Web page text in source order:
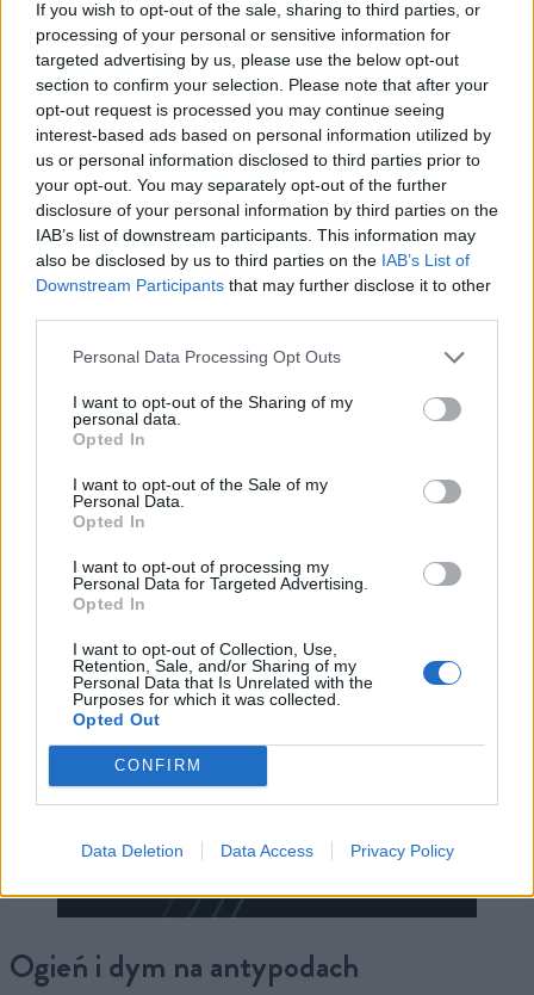
If you wish to opt-out of the sale, sharing to third parties, or
processing of your personal or sensitive information for
targeted advertising by us, please use the below opt-out
section to confirm your selection. Please note that after your
opt-out request is processed you may continue seeing
interest-based ads based on personal information utilized by
us or personal information disclosed to third parties prior to
your opt-out. You may separately opt-out of the further
disclosure of your personal information by third parties on the
IAB’s list of downstream participants. This information may
also be disclosed by us to third parties on the IAB’s List of
Downstream Participants that may further disclose it to other
Personal Data Processing Opt Outs
I want to opt-out of the Sharing of my
personal data.
Opted In
I want to opt-out of the Sale of my
Personal Data.
Opted In
I want to opt-out of processing my
Personal Data for Targeted Advertising.
Opted In
I want to opt-out of Collection, Use,
Retention, Sale, and/or Sharing of my
Personal Data that Is Unrelated with the
Purposes for which it was collected.
Opted Out
CONFIRM
Data Deletion Data Access Privacy Policy
podrabianych zwiększył się niemal
czterokrotnie. Analizy ekonomiczne
potwierdzają, że wzrost kwotowej stawki
akcyzy o 10 proc. powoduje spadek liczby
sprzedawanych legalnie papierosów o
około 9 proc., co oznacza, że część
potencjalnych wpływów budżetowych jest
stopniowo wypierana przez szarą strefę. W
rezultacie polityka fiskalna ministra
Domańskiego w tym obszarze może
doprowadzić nie do trwałego wzrostu
dochodów państwa, lecz do ich stopniowej
erozji – tłumaczy analityk gospodarczy
Kamil Moskwik.
Ogień i dym na antypodach